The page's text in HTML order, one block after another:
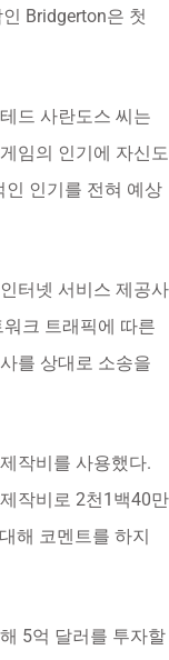
Bridgerton은 첫
드 사란도스 씨는
임의 인기에 자신도
인 인기를 전혀 예상
터넷 서비스 제공사
크 트래픽에 따른
를 상대로 소송을
작비를 사용했다.
작비로 2천1백40만
해 코멘트를 하지
5억 달러를 투자할